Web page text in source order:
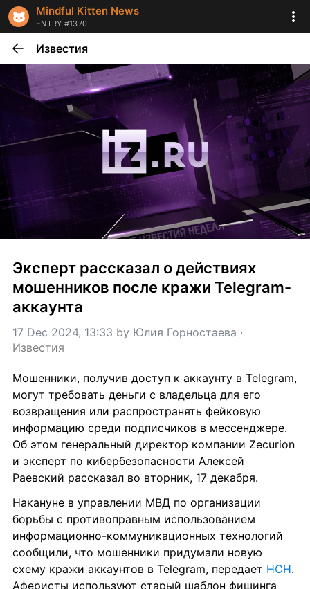
Mindful Kitten News
ENTRY #1370
Известия
Эксперт рассказал о действиях
мошенников после кражи Telegram-
аккаунта
17 Dec 2024, 13:33 by Юлия Горностаева
Известия
Мошенники, получив доступ к аккаунту в Telegram,
могут требовать деньги с владельца для его
возвращения или распространять фейковую
информацию среди подписчиков в мессенджере.
Об этом генеральный директор компании Zecurion
и эксперт по кибербезопасности Алексей
Раевский рассказал во вторник, 17 декабря.
Накануне в управлении МВД по организации
борьбы с противоправным использованием
информационно-коммуникационных технологий
сообщили, что мошенники придумали новую
схему кражи аккаунтов в Telegram, передает НСН.
Аферисты используют старый шаблон фишинга